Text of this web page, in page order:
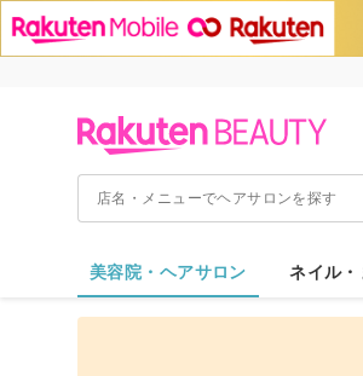
美容院・ヘアサロン ネイル